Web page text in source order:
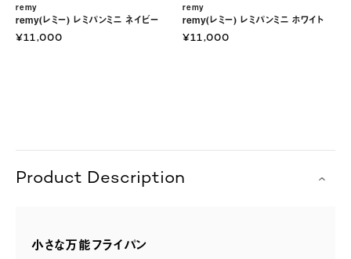
remy
remy(レミー) レミパンミニ ネイビー
¥11,000
remy
remy(レミー) レミパンミニ ホワイト
¥11,000
Product Description
小さな万能フライパン